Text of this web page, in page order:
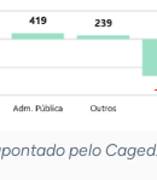
pelo Caged.